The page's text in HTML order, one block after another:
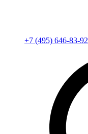
+7 (495) 646-83-92